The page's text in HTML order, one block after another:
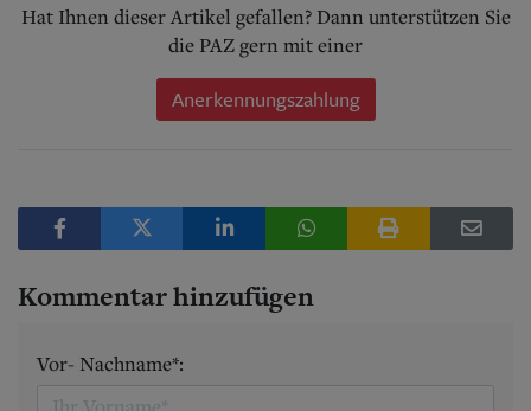
Hat Ihnen dieser Artikel gefallen? Dann unterstützen Sie
die PAZ gern mit einer
Anerkennungszahlung
Kommentar hinzufügen
Vor- Nachname*: